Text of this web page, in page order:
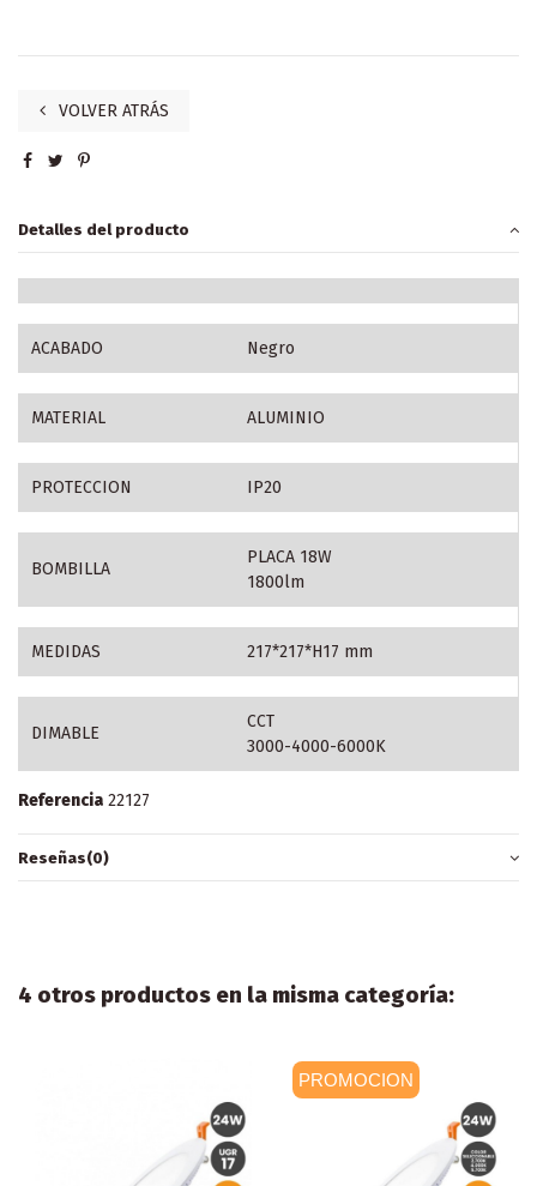
VOLVER ATRÁS
Detalles del producto
ACABADO Negro
MATERIAL ALUMINIO
PROTECCION IP20
BOMBILLA
PLACA 18W
1800lm
MEDIDAS 217*217*H17 mm
DIMABLE
CCT
3000-4000-6000K
Referencia 22127
Reseñas(0)
4 otros productos en la misma categoría:
PROMOCION